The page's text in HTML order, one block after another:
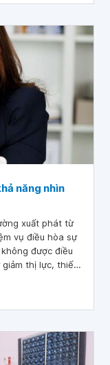
năng nhìn
xuất phát từ
vụ điều hòa sự
được điều
thị lực, thiếu